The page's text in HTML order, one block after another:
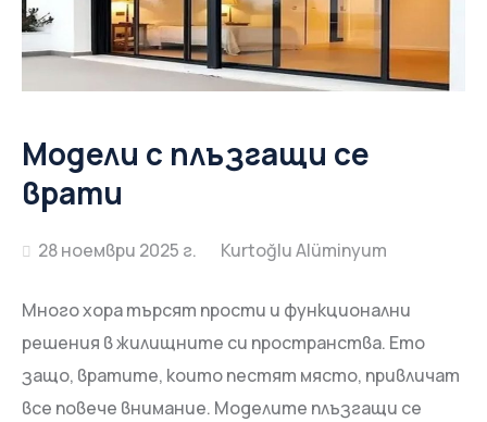
Модели с плъзгащи се
врати
28 ноември 2025 г.
Много хора търсят прости и функционални
решения в жилищните си пространства. Ето
защо, вратите, които пестят място, привличат
все повече внимание. Моделите плъзгащи се